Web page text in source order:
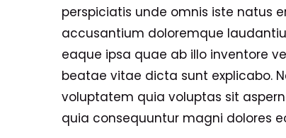
perspiciatis unde omnis iste natus
accusantium doloremque
eaque ipsa quae ab illo inventore
beatae vitae dicta sunt explicabo.
voluptatem quia voluptas sit
quia consequuntur magni dolores